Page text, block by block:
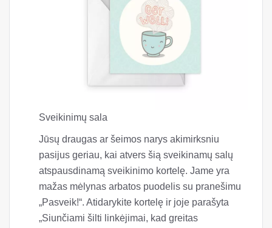
Sveikinimų sala
Jūsų draugas ar šeimos narys akimirksniu
pasijus geriau, kai atvers šią sveikinamų salų
atspausdinamą sveikinimo kortelę. Jame yra
mažas mėlynas arbatos puodelis su pranešimu
„Pasveik!“. Atidarykite kortelę ir joje parašyta
„Siunčiami šilti linkėjimai, kad greitas